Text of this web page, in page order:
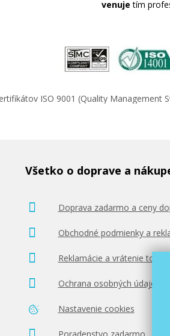
venuje tím
ISO 9001 (Quality Management
Všetko o doprave a
Doprava zadarmo a ceny
Obchodné podmienky a
Reklamácie a vrátenie tovaru
Ochrana osobných údajov
Nastavenie cookies